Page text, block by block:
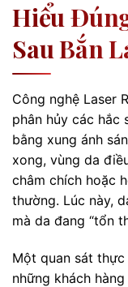
Hiểu
Sau Bắn
Công nghệ Laser
phân hủy các hắc
bằng xung ánh
xong, vùng da
châm chích hoặc
thường. Lúc này,
mà da đang “tổn
Một quan sát
những khách